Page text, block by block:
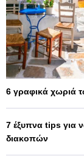
6 γραφικά χωριά
7 έξυπνα tips για
διακοπών